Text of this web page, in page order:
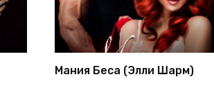
Мания Беса (Элли Шарм)